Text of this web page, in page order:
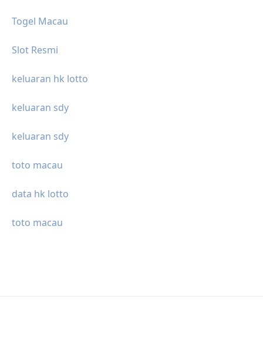
Togel Macau
Slot Resmi
keluaran hk lotto
keluaran sdy
keluaran sdy
toto macau
data hk lotto
toto macau